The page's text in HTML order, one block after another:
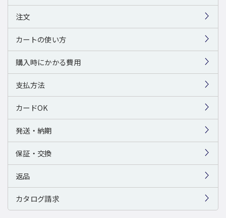
注文
カートの使い方
購入時にかかる費用
支払方法
カードOK
発送・納期
保証・交換
返品
カタログ請求